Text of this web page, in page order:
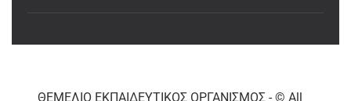
ΘΕΜΕΛΙΟ ΕΚΠΑΙΔΕΥΤΙΚΟΣ ΟΡΓΑΝΙΣΜΟΣ - © All